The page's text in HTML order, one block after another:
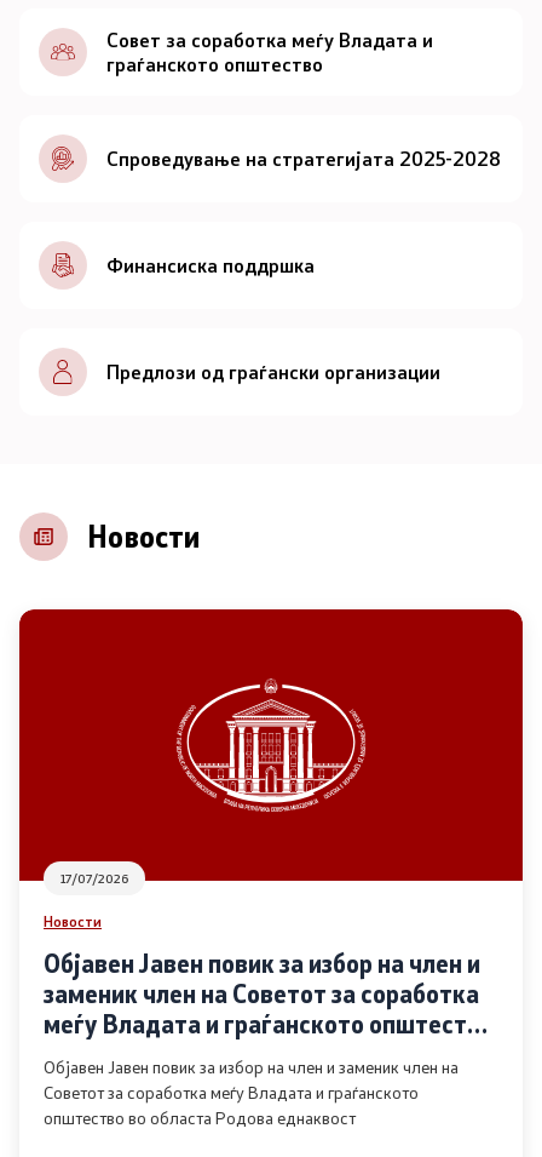
Документи
Совет
За советот
Документи
Записници и дневни редови од седниците на
Советот
Контакт
Основање на здружение
Дијалог меѓу Владата и граѓанскиот сектор
Отворени денови за иницијативи на граѓанските
организации
Финансиска поддршка
Совет за соработка меѓу Владата и
граѓанското општество
Спроведување на стратегијата 2025-2028
Финансиска поддршка
Предлози од граѓански организации
Новости
17/07/2026
Новости
Објавен Јавен повик за избор на член и
заменик член на Советот за соработка
меѓу Владата и граѓанското општество
во областа Родова еднаквост
Објавен Јавен повик за избор на член и заменик член на
Советот за соработка меѓу Владата и граѓанското
општество во областа Родова еднаквост